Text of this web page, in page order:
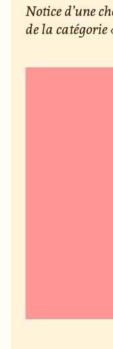
Notice d’une
de la catégorie